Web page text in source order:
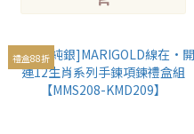
禮盒88折